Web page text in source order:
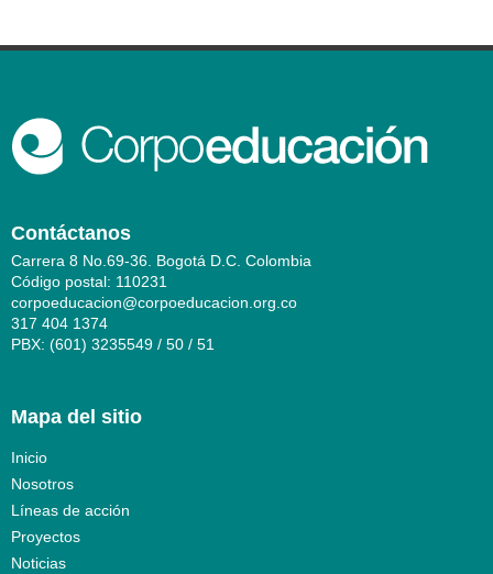
Contáctanos
Carrera 8 No.69-36. Bogotá D.C. Colombia
Código postal: 110231
corpoeducacion@corpoeducacion.org.co
317 404 1374
PBX: (601) 3235549 / 50 / 51
Mapa del sitio
Inicio
Nosotros
Líneas de acción
Proyectos
Noticias